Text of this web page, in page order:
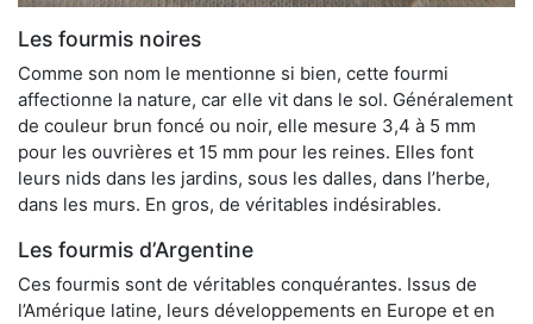
Les fourmis noires
Comme son nom le mentionne si bien, cette fourmi
affectionne la nature, car elle vit dans le sol. Généralement
de couleur brun foncé ou noir, elle mesure 3,4 à 5 mm
pour les ouvrières et 15 mm pour les reines. Elles font
leurs nids dans les jardins, sous les dalles, dans l’herbe,
dans les murs. En gros, de véritables indésirables.
Les fourmis d’Argentine
Ces fourmis sont de véritables conquérantes. Issus de
l’Amérique latine, leurs développements en Europe et en